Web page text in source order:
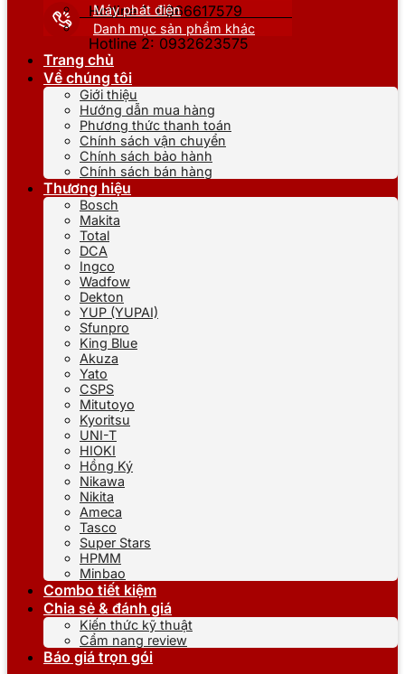
Hotline 1: 0866617579
Hotline 2: 0932623575
Máy phát điện
Danh mục sản phẩm khác
Trang chủ
Về chúng tôi
Giới thiệu
Hướng dẫn mua hàng
Phương thức thanh toán
Chính sách vận chuyển
Chính sách bảo hành
Chính sách bán hàng
Thương hiệu
Bosch
Makita
Total
DCA
Ingco
Wadfow
Dekton
YUP (YUPAI)
Sfunpro
King Blue
Akuza
Yato
CSPS
Mitutoyo
Kyoritsu
UNI-T
HIOKI
Hồng Ký
Nikawa
Nikita
Ameca
Tasco
Super Stars
HPMM
Minbao
Combo tiết kiệm
Chia sẻ & đánh giá
Kiến thức kỹ thuật
Cẩm nang review
Báo giá trọn gói